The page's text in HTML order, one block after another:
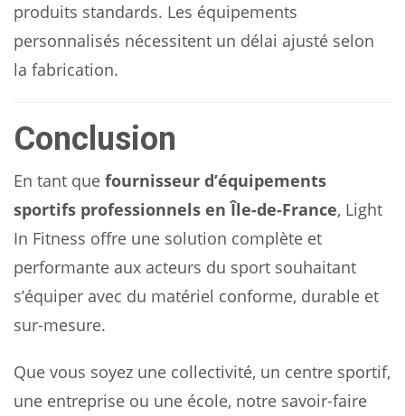
produits standards. Les équipements
personnalisés nécessitent un délai ajusté selon
la fabrication.
Conclusion
En tant que fournisseur d’équipements
sportifs professionnels en Île-de-France, Light
In Fitness offre une solution complète et
performante aux acteurs du sport souhaitant
s’équiper avec du matériel conforme, durable et
sur-mesure.
Que vous soyez une collectivité, un centre sportif,
une entreprise ou une école, notre savoir-faire